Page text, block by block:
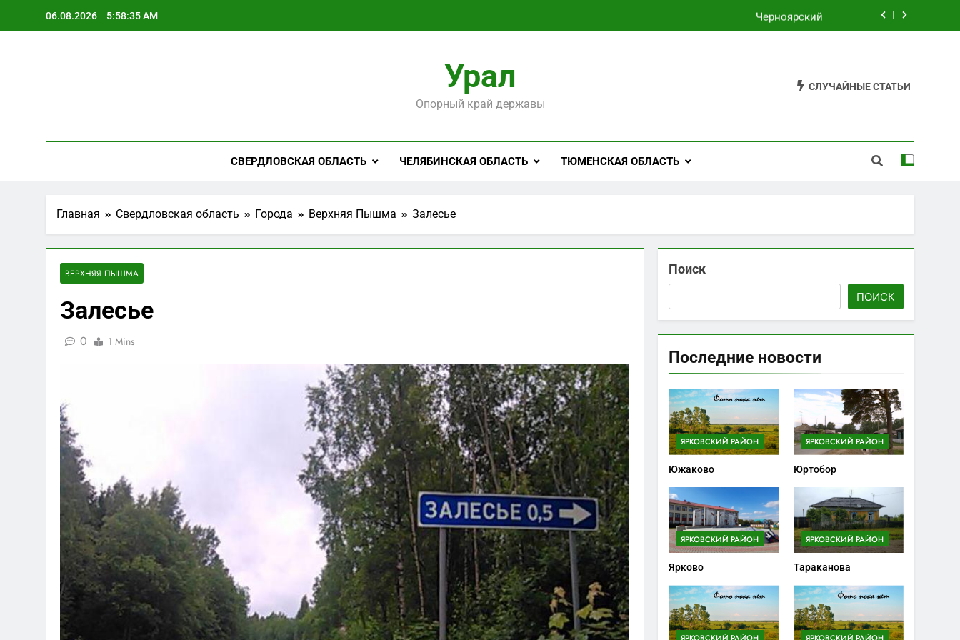
06.08.2026 5:58:37 AM Черноярский
Староуткинск
Черноярский
Урал
Опорный край державы
СЛУЧАЙНЫЕ СТАТЬИ
СВЕРДЛОВСКАЯ ОБЛАСТЬ ЧЕЛЯБИНСКАЯ ОБЛАСТЬ ТЮМЕНСКАЯ ОБЛАСТЬ
Главная Свердловская область Города Верхняя Пышма Залесье
ВЕРХНЯЯ ПЫШМА
Залесье
0 1 Mins
Поиск
ПОИСК
Последние новости
ЯРКОВСКИЙ РАЙОН
Южаково
ЯРКОВСКИЙ РАЙОН
Юртобор
ЯРКОВСКИЙ РАЙОН
Ярково
ЯРКОВСКИЙ РАЙОН
Тараканова